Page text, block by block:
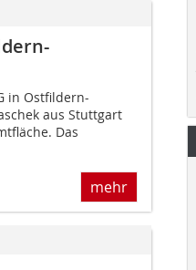
in Ostfildern-
aus Stuttgart
Das
mehr